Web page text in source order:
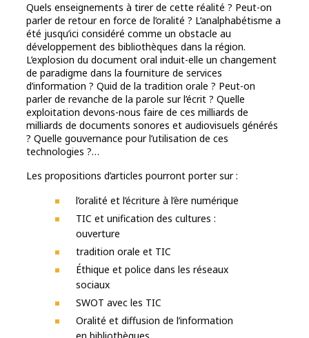
Quels enseignements à tirer de cette réalité ? Peut-on
parler de retour en force de l’oralité ? L’analphabétisme a
été jusqu’ici considéré comme un obstacle au
développement des bibliothèques dans la région.
L’explosion du document oral induit-elle un changement
de paradigme dans la fourniture de services
d’information ? Quid de la tradition orale ? Peut-on
parler de revanche de la parole sur l’écrit ? Quelle
exploitation devons-nous faire de ces milliards de
milliards de documents sonores et audiovisuels générés
? Quelle gouvernance pour l’utilisation de ces
technologies ?…
Les propositions d’articles pourront porter sur :
l’oralité et l’écriture à l’ère numérique
TIC et unification des cultures :
ouverture
tradition orale et TIC
Éthique et police dans les réseaux
sociaux
SWOT avec les TIC
Oralité et diffusion de l’information